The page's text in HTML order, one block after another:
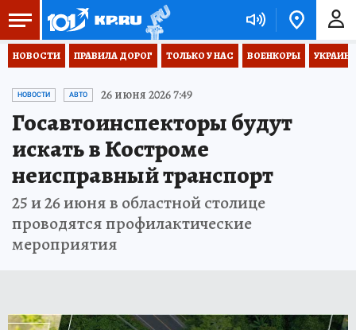
НОВОСТИ ПРАВИЛА ДОРОГ ТОЛЬКО У НАС ВОЕНКОРЫ
НОВОСТИ АВТО 26 июня 2026 7:49
Госавтоинспекторы будут
искать в Костроме
неисправный транспорт
25 и 26 июня в областной столице
проводятся профилактические
мероприятия